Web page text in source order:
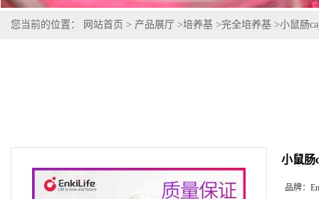
您当前的位置： 网站首页 > 产品展厅 >培养基 >完全培养基 >小鼠肠
小鼠肠
品牌：